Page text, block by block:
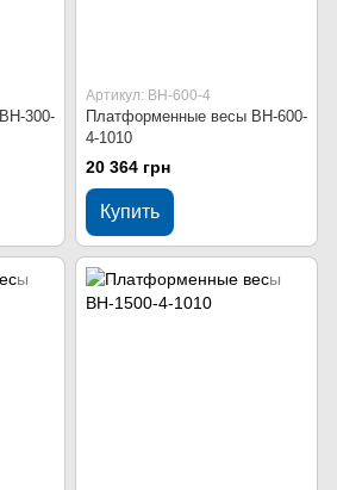
300-
Артикул: ВН-600-4
Платформенные весы ВН-600-
4-1010
20 364 грн
Купить